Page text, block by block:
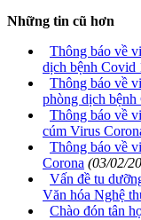
Những tin cũ hơn
Thông báo về
dịch bệnh Covid
Thông báo về
phòng dịch
Thông báo về
cúm Virus
Thông báo về
Corona (03/02/
Vấn đề tu
Văn hóa Nghệ
Chào đón tân